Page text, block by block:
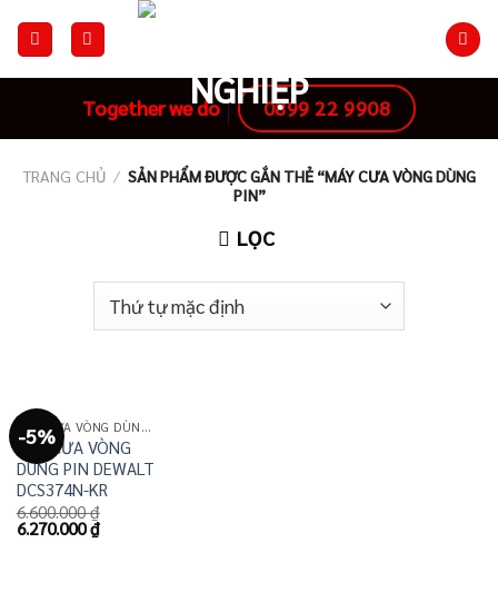
Together we do 0899 22 9908
TRANG CHỦ / SẢN PHẨM ĐƯỢC GẮN THẺ “MÁY CƯA VÒNG DÙNG
PIN”
LỌC
-5% MÁY CƯA VÒNG DÙNG PIN
MÁY CƯA VÒNG
DÙNG PIN DEWALT
DCS374N-KR
6.600.000₫
Giá
6.270.000₫Giá
hiện